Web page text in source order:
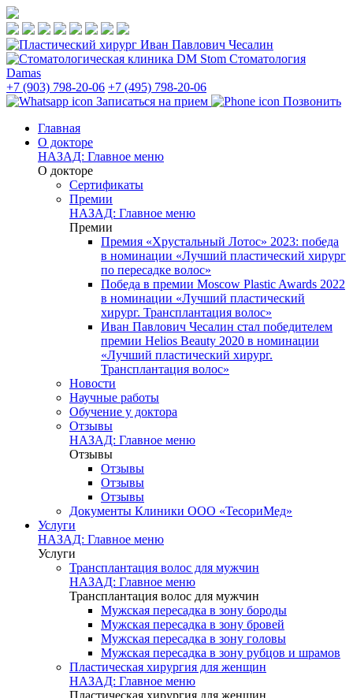
Стоматология
Damas
+7 (903) 798-20-06 +7 (495) 798-20-06
Записаться на прием
Позвонить
Главная
О докторе
НАЗАД: Главное меню
О докторе
Сертификаты
Премии
НАЗАД: Главное меню
Премии
Премия «Хрустальный Лотос» 2023: победа
в номинации «Лучший пластический хирург
по пересадке волос»
Победа в премии Moscow Plastic Awards 2022
в номинации «Лучший пластический
хирург. Трансплантация волос»
Иван Павлович Чесалин стал победителем
премии Helios Beauty 2020 в номинации
«Лучший пластический хирург.
Трансплантация волос»
Новости
Научные работы
Обучение у доктора
Отзывы
НАЗАД: Главное меню
Отзывы
Отзывы
Отзывы
Отзывы
Документы Клиники ООО «ТесориМед»
Услуги
НАЗАД: Главное меню
Услуги
Трансплантация волос для мужчин
НАЗАД: Главное меню
Трансплантация волос для мужчин
Мужская пересадка в зону бороды
Мужская пересадка в зону бровей
Мужская пересадка в зону головы
Мужская пересадка в зону рубцов и шрамов
Пластическая хирургия для женщин
НАЗАД: Главное меню
Пластическая хирургия для женщин